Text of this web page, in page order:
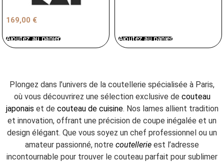
169,00 €
Ajoutez au panier Ajoutez au panier
Plongez dans l’univers de la coutellerie spécialisée à Paris,
où vous découvrirez une sélection exclusive de couteau
japonais et de couteau de cuisine. Nos lames allient tradition
et innovation, offrant une précision de coupe inégalée et un
design élégant. Que vous soyez un chef professionnel ou un
amateur passionné, notre coutellerie est l’adresse
incontournable pour trouver le couteau parfait pour sublimer